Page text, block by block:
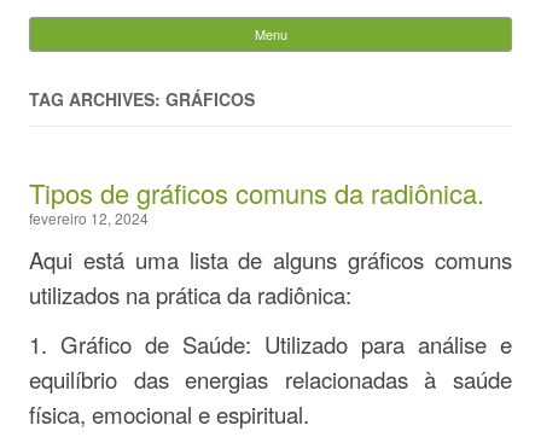
Evandro Legramonte
por:
Menu
TAG ARCHIVES: GRÁFICOS
Tipos de gráficos comuns da radiônica.
fevereiro 12, 2024
Aqui está uma lista de alguns gráficos comuns
utilizados na prática da radiônica:
1. Gráfico de Saúde: Utilizado para análise e
equilíbrio das energias relacionadas à saúde
física, emocional e espiritual.